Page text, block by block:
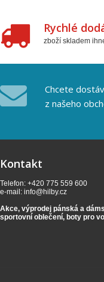
Rychlé
zboží skladem
Chcete
z našeho
Kontakt
Telefon: +420 775 559 600
e-mail: info@hilby.cz
Akce, výprodej pánská a
sportovní oblečení, boty pro